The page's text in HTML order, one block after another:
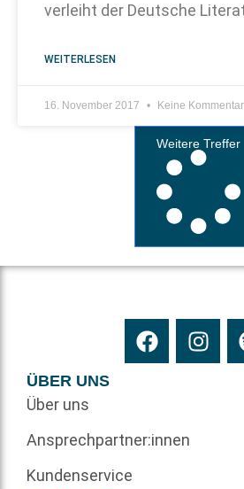
verleiht der Deutsche
WEITERLESEN
16. November 2017 Keine
Weitere Treffer
ÜBER UNS
Über uns
Ansprechpartner:innen
Kundenservice